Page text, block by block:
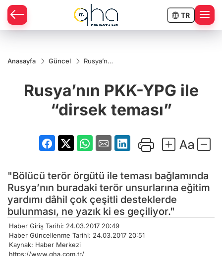
TR
Anasayfa Güncel
Rusya’nın
teması”
Rusya’nın PKK-YPG ile
“dirsek teması”
"Bölücü terör örgütü ile teması bağlamında
Rusya’nın buradaki terör unsurlarına eğitim
yardımı dâhil çok çeşitli desteklerde
bulunması, ne yazık ki es geçiliyor."
Haber Giriş Tarihi: 24.03.2017 20:49
Haber Güncellenme Tarihi: 24.03.2017 20:51
Kaynak: Haber Merkezi
https://www.qha.com.tr/